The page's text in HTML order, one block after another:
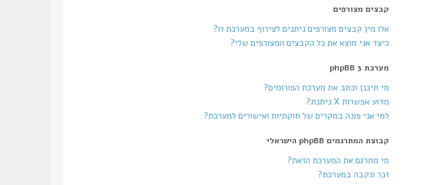
קבצים מצורפים
אלו מין קבצים מצורפים ניתנים לצירוף במערכת זו?
כיצד אני מוצא את כל הקבצים המצורפים שלי?
מערכת phpBB 3
מי תיכנן וכתב את מערכת הפורומים?
מדוע אפשרות X ניתנת?
למי אני פונה במקרים של חוקתיות ואישורים למערכת?
קבוצת המתרגמים phpBB הישראלי
מי מתרגם את המערכת הזאת?
זכר ונקבה במערכת?